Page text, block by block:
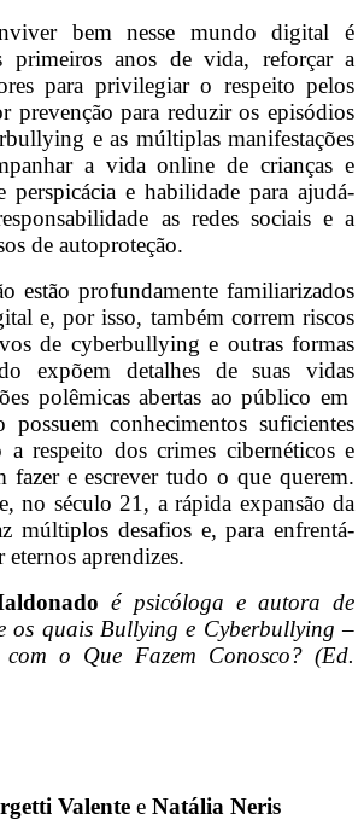
bem nesse mundo digital é
primeiros anos de vida, reforçar a
para privilegiar o respeito pelos
prevenção para reduzir os episódios
e as múltiplas manifestações
a vida online de crianças e
perspicácia e habilidade para ajudá-
as redes sociais e a
de autoproteção.
estão profundamente familiarizados
e, por isso, também correm riscos
de cyberbullying e outras formas
expõem detalhes de suas vidas
polêmicas abertas ao público em
conhecimentos suficientes
a respeito dos crimes cibernéticos e
fazer e escrever tudo o que querem.
no século 21, a rápida expansão da
múltiplos desafios e, para enfrentá-
eternos aprendizes.
é psicóloga e autora de
os quais Bullying e Cyberbullying –
o Que Fazem Conosco? (Ed.
Valente e Natália Neris